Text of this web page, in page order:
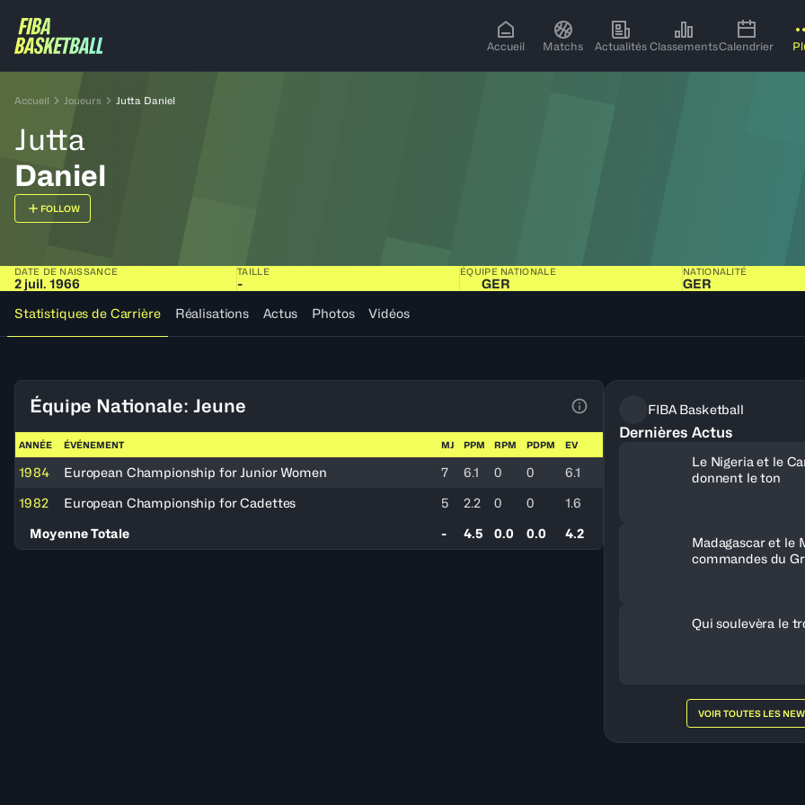
Accueil Matchs Actualités ClassementsCalendrier
Accueil Joueurs Jutta Daniel
Jutta
Daniel
FOLLOW
DATE DE NAISSANCE
2 juil. 1966
TAILLE
-
ÉQUIPE NATIONALE
GER
NATIONALITÉ
GER
Statistiques de Carrière
Réalisations Actus Photos Vidéos
Équipe Nationale: Jeune
Voir la Légende du Tableau
ANNÉE ÉVÉNEMENT MJ PPM RPM PDPM EV
1984 European Championship for Junior Women 7 6.1 0 0
6.1
1982
European Championship for Cadettes 5 2.2 0 0
1.6
Moyenne Totale
- 4.5 0.0 0.0 4.2
FIBA Basketball
Dernières Actus
Le Nigeria et le
donnent le ton
Madagascar et le
commandes du
Qui soulevèra le
VOIR TOUTES LES